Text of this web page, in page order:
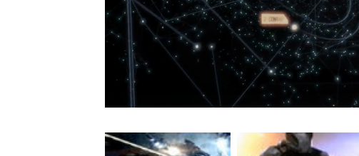
Loaded
19.33%